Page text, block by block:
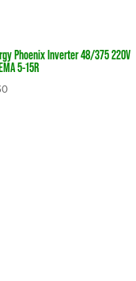
Phoenix Inverter 48/375 220V
5-15R